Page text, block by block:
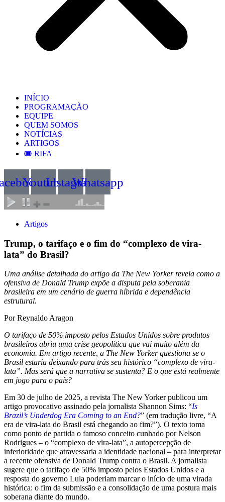
INÍCIO
PROGRAMAÇÃO
EQUIPE
QUEM SOMOS
NOTÍCIAS
ARTIGOS
🎟️ RIFA
YoutubeInstagramWhatsapp
Artigos
Trump, o tarifaço e o fim do “complexo de vira-
lata” do Brasil?
Uma análise detalhada do artigo da The New Yorker revela como a
ofensiva de Donald Trump expõe a disputa pela soberania
brasileira em um cenário de guerra híbrida e dependência
estrutural.
Por Reynaldo Aragon
O tarifaço de 50% imposto pelos Estados Unidos sobre produtos
brasileiros abriu uma crise geopolítica que vai muito além da
economia. Em artigo recente, a The New Yorker questiona se o
Brasil estaria deixando para trás seu histórico “complexo de vira-
lata”. Mas será que a narrativa se sustenta? E o que está realmente
em jogo para o país?
Em 30 de julho de 2025, a revista The New Yorker publicou um
artigo provocativo assinado pela jornalista Shannon Sims: “Is
Brazil’s Underdog Era Coming to an End?” (em tradução livre, “A
era de vira-lata do Brasil está chegando ao fim?”). O texto toma
como ponto de partida o famoso conceito cunhado por Nelson
Rodrigues – o “complexo de vira-lata”, a autopercepção de
inferioridade que atravessaria a identidade nacional – para interpretar
a recente ofensiva de Donald Trump contra o Brasil. A jornalista
sugere que o tarifaço de 50% imposto pelos Estados Unidos e a
resposta do governo Lula poderiam marcar o início de uma virada
histórica: o fim da submissão e a consolidação de uma postura mais
soberana diante do mundo.